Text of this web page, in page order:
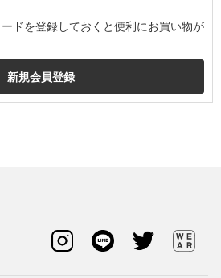
ドを登録しておくと便利にお買い物が